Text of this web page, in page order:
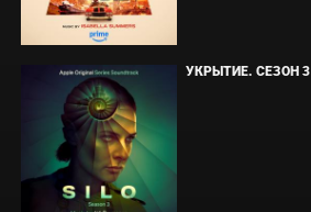
УКРЫТИЕ. СЕЗОН 3